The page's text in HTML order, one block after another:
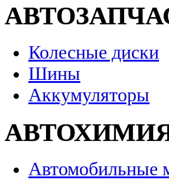
Колесные диски
Шины
Аккумуляторы
Автомобильные